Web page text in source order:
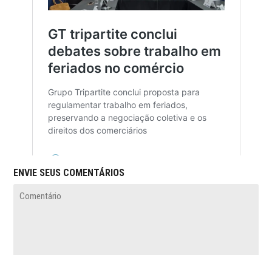
ENVIE SEUS COMENTÁRIOS